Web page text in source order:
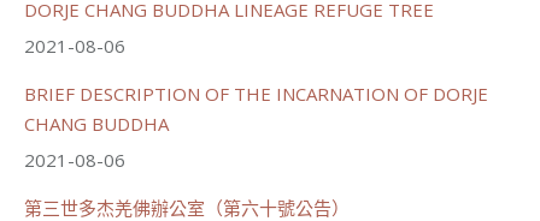
91 42 則留言
分享
載入更多
DORJE CHANG BUDDHA LINEAGE REFUGE TREE
2021-08-06
BRIEF DESCRIPTION OF THE INCARNATION OF DORJE
CHANG BUDDHA
2021-08-06
第三世多杰羌佛辦公室（第六十號公告）